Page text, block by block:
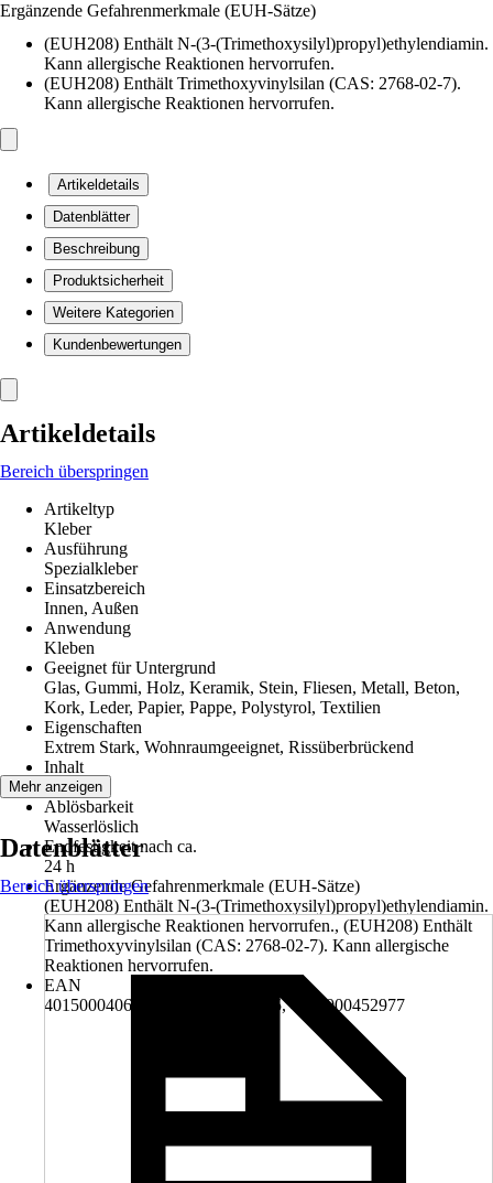
Ergänzende Gefahrenmerkmale (EUH-Sätze)
(EUH208) Enthält N-(3-(Trimethoxysilyl)propyl)ethylendiamin.
Kann allergische Reaktionen hervorrufen.
(EUH208) Enthält Trimethoxyvinylsilan (CAS: 2768-02-7).
Kann allergische Reaktionen hervorrufen.
Artikeldetails
Datenblätter
Beschreibung
Produktsicherheit
Weitere Kategorien
Kundenbewertungen
Artikeldetails
Bereich überspringen
Artikeltyp
Kleber
Ausführung
Spezialkleber
Einsatzbereich
Innen, Außen
Anwendung
Kleben
Geeignet für Untergrund
Glas, Gummi, Holz, Keramik, Stein, Fliesen, Metall, Beton,
Kork, Leder, Papier, Pappe, Polystyrol, Textilien
Eigenschaften
Extrem Stark, Wohnraumgeeignet, Rissüberbrückend
Inhalt
8 g
Ablösbarkeit
Wasserlöslich
Endfestigkeit nach ca.
24 h
Ergänzende Gefahrenmerkmale (EUH-Sätze)
(EUH208) Enthält N-(3-(Trimethoxysilyl)propyl)ethylendiamin.
Kann allergische Reaktionen hervorrufen., (EUH208) Enthält
Trimethoxyvinylsilan (CAS: 2768-02-7). Kann allergische
Reaktionen hervorrufen.
EAN
4015000406505, 4015000452885, 4015000452977
Mehr anzeigen
Datenblätter
Bereich überspringen